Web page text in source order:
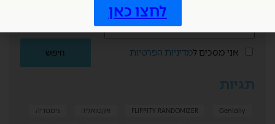
אני מסכים למדיניות הפרטיות
תגיות
FLIPPITY RANDOMIZER Genially אקטואליה
גימטריה
לחצו כאן